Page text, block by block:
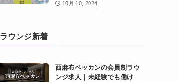
10月 10, 2024
ラウンジ新着
西麻布ベッカンの会員制ラウ
ンジ求人｜未経験でも働け